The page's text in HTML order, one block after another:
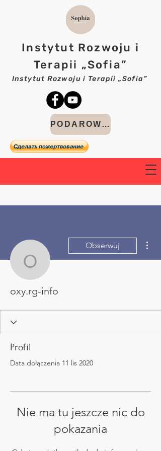
Instytut Rozwoju i
Terapii „Sofia”
Instytut Rozwoju i Terapii „Sofia”
PODAROWAĆ
oxy.rg-info
Obserwuj
oxy.rg-info
Profil
Data dołączenia 11 lis 2020
Nie ma tu jeszcze nic do
pokazania